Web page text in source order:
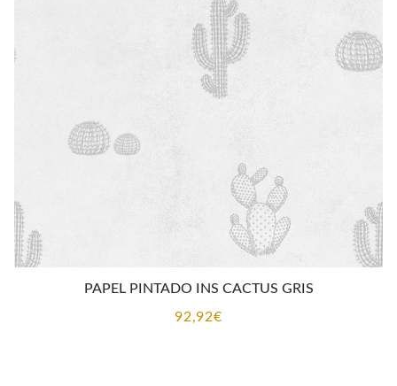
PAPEL PINTADO INS CACTUS GRIS
92,92€